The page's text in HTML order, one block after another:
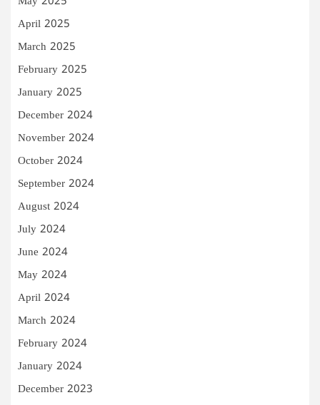
April 2025
March 2025
February 2025
January 2025
December 2024
November 2024
October 2024
September 2024
August 2024
July 2024
June 2024
May 2024
April 2024
March 2024
February 2024
January 2024
December 2023